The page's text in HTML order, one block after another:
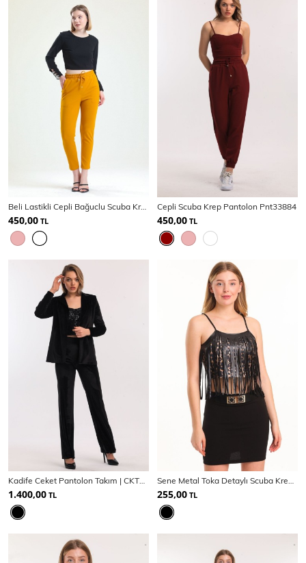
Beli Lastikli Cepli Bağuclu Scuba Krep Pantolon
450,00 TL
Cepli Scuba Krep Pantolon Pnt33884
450,00 TL
Kadife Ceket Pantolon Takım | CKT33956
1.400,00 TL
Sene Metal Toka Detaylı Scuba Krep Mini Etek
255,00 TL